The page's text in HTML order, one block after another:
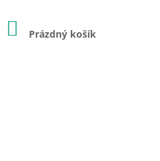
NÁKUPNÍ
KOŠÍK
Prázdný košík